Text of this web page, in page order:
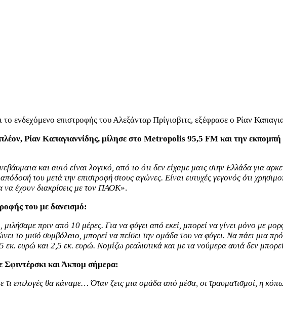
το ενδεχόμενο επιστροφής του Αλεξάνταρ Πρίγιοβιτς, εξέφρασε ο Ρίαν
Ρίαν Καπαγιαννίδης, μίλησε στο Metropolis 95,5 FM και την
και αυτό είναι λογικό, από το ότι δεν είχαμε ματς στην Ελλάδα για
του μετά την επιστροφή στους αγώνες. Είναι ευτυχές γεγονός ότι
να έχουν διακρίσεις με τον ΠΑΟΚ».
του με δανεισμό:
μιλήσαμε πριν από 10 μέρες. Για να φύγει από εκεί, μπορεί να γίνει μόνο με
το μισό συμβόλαιο, μπορεί να πείσει την ομάδα του να φύγει. Να πάει μια
εκ. ευρώ και 2,5 εκ. ευρώ. Νομίζω ρεαλιστικά και με τα νούμερα αυτά δεν
Σφιντέρσκι και Άκπομ σήμερα:
τι επιλογές θα κάναμε… Όταν ζεις μια ομάδα από μέσα, οι τραυματισμοί, η